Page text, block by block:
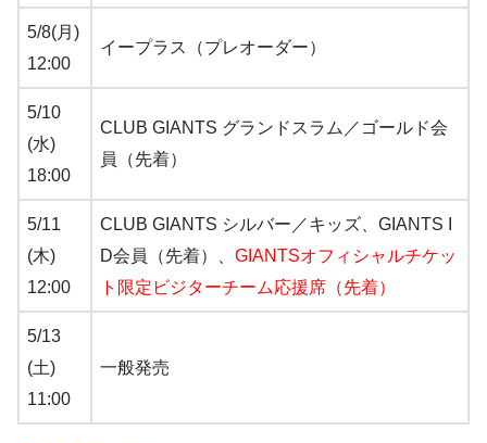
5/8(月)
12:00
イープラス（プレオーダー）
5/10
(水)
18:00
CLUB GIANTS グランドスラム／ゴールド会
員（先着）
5/11
(木)
12:00
CLUB GIANTS シルバー／キッズ、GIANTS I
D会員（先着）、 GIANTSオフィシャルチケッ
ト限定ビジターチーム応援席（先着）
5/13
(土)
11:00
一般発売